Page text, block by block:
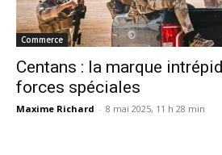
Commerce
Centans : la marque
forces spéciales
Maxime Richard - 8 mai 2025, 11 h 28 min